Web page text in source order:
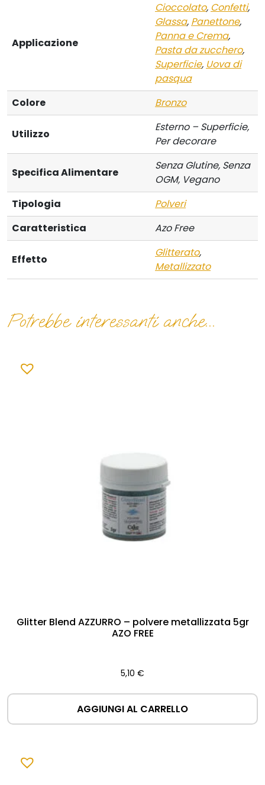
Applicazione
Cioccolato, Confetti,
Glassa, Panettone,
Panna e Crema,
Pasta da zucchero,
Superficie, Uova di
pasqua
Colore
Bronzo
Utilizzo
Esterno – Superficie,
Per decorare
Specifica Alimentare
Senza Glutine, Senza
OGM, Vegano
Tipologia
Polveri
Caratteristica
Azo Free
Effetto
Glitterato,
Metallizzato
Potrebbe interessanti anche...
Glitter Blend AZZURRO – polvere metallizzata 5gr
AZO FREE
5,10 €
AGGIUNGI AL CARRELLO